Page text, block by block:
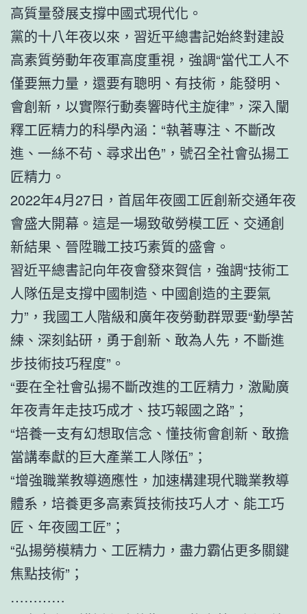
高質量發展支撐中國式現代化。
黨的十八年夜以來，習近平總書記始終對建設
高素質勞動年夜軍高度重視，強調“當代工人不
僅要無力量，還要有聰明、有技術，能發明、
會創新，以實際行動奏響時代主旋律”，深入闡
釋工匠精力的科學內涵：“執著專注、不斷改
進、一絲不茍、尋求出色”，號召全社會弘揚工
匠精力。
2022年4月27日，首屆年夜國工匠創新交通年夜
會盛大開幕。這是一場致敬勞模工匠、交通創
新結果、晉陞職工技巧素質的盛會。
習近平總書記向年夜會發來賀信，強調“技術工
人隊伍是支撐中國制造、中國創造的主要氣
力”，我國工人階級和廣年夜勞動群眾要“勤學苦
練、深刻鉆研，勇于創新、敢為人先，不斷進
步技術技巧程度”。
“要在全社會弘揚不斷改進的工匠精力，激勵廣
年夜青年走技巧成才、技巧報國之路”；
“培養一支有幻想取信念、懂技術會創新、敢擔
當講奉獻的巨大產業工人隊伍”；
“增強職業教導適應性，加速構建現代職業教導
體系，培養更多高素質技術技巧人才、能工巧
匠、年夜國工匠”；
“弘揚勞模精力、工匠精力，盡力霸佔更多關鍵
焦點技術”；
…………